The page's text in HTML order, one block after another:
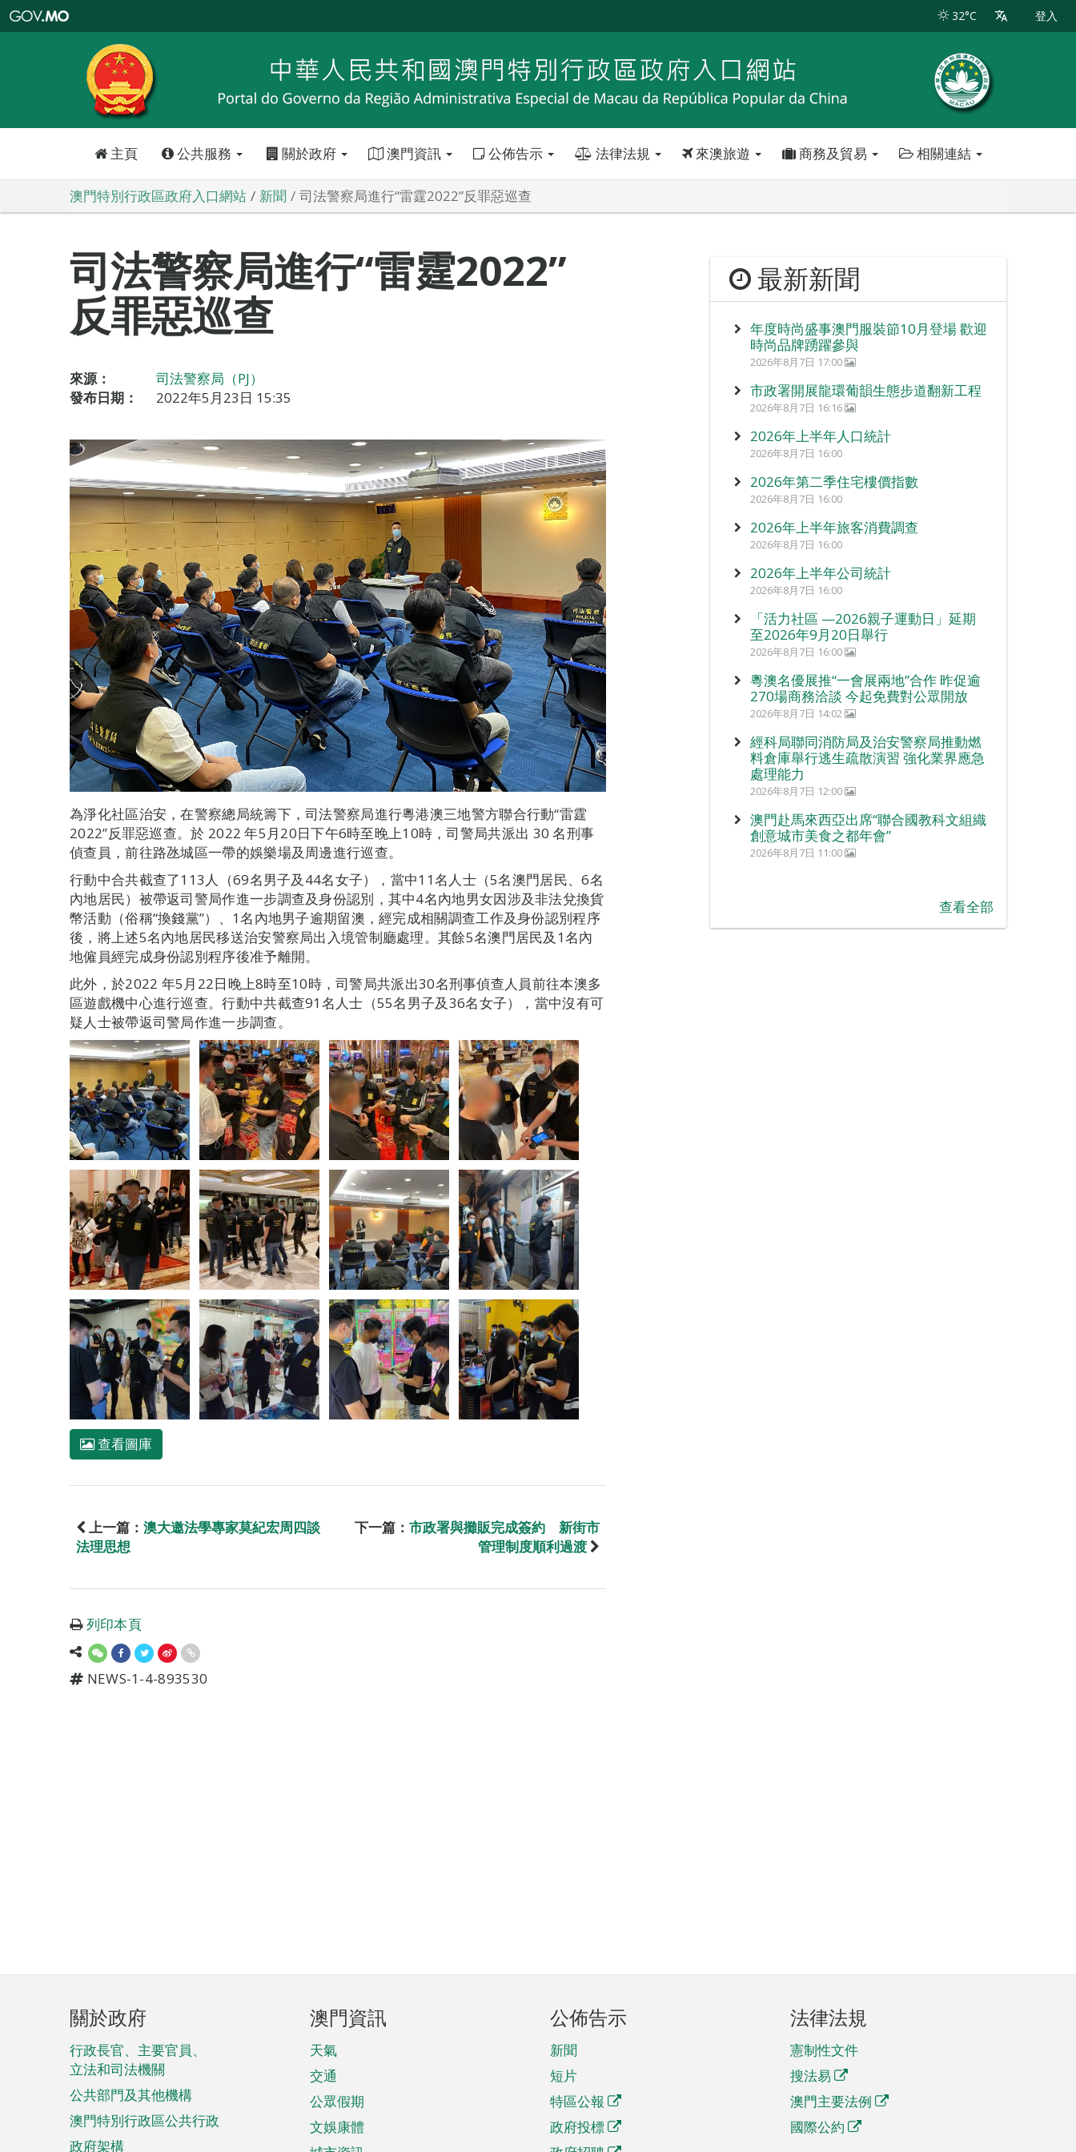
特
政
區
政
口
32°C 登入
主頁 公共服務 關於政府 澳門資訊 公佈告示 法律法規 來澳旅遊 商務及貿易 相關連結
澳門特別行政區政府入口網站 新聞 司法警察局進行“雷霆2022”反罪惡巡查
司法警察局進行“雷霆2022”
反罪惡巡查
來源：
司法警察局（PJ）
發布日期：
2022年5月23日 15:35
為淨化社區治安，在警察總局統籌下，司法警察局進行粵港澳三地警方聯合行動“雷霆
2022”反罪惡巡查。於 2022 年5月20日下午6時至晚上10時，司警局共派出 30 名刑事
偵查員，前往路氹城區一帶的娛樂場及周邊進行巡查。
行動中合共截查了113人（69名男子及44名女子），當中11名人士（5名澳門居民、6名
內地居民）被帶返司警局作進一步調查及身份認別，其中4名內地男女因涉及非法兌換貨
幣活動（俗稱“換錢黨”）、1名內地男子逾期留澳，經完成相關調查工作及身份認別程序
後，將上述5名內地居民移送治安警察局出入境管制廳處理。其餘5名澳門居民及1名內
地僱員經完成身份認別程序後准予離開。
此外，於2022 年5月22日晚上8時至10時，司警局共派出30名刑事偵查人員前往本澳多
區遊戲機中心進行巡查。行動中共截查91名人士（55名男子及36名女子），當中沒有可
疑人士被帶返司警局作進一步調查。
查看圖庫
上一篇： 澳大邀法學專家莫紀宏周四談
法理思想
下一篇： 市政署與攤販完成簽約 新街市
管理制度順利過渡
列印本頁
NEWS-1-4-893530
最新新聞
年度時尚盛事澳門服裝節10月登場 歡迎
時尚品牌踴躍參與
2026年8月7日 17:00
市政署開展龍環葡韻生態步道翻新工程
2026年8月7日 16:16
2026年上半年人口統計
2026年8月7日 16:00
2026年第二季住宅樓價指數
2026年8月7日 16:00
2026年上半年旅客消費調查
2026年8月7日 16:00
2026年上半年公司統計
2026年8月7日 16:00
「活力社區 —2026親子運動日」延期
至2026年9月20日舉行
2026年8月7日 16:00
粵澳名優展推“一會展兩地”合作 昨促逾
270場商務洽談 今起免費對公眾開放
2026年8月7日 14:02
經科局聯同消防局及治安警察局推動燃
料倉庫舉行逃生疏散演習 強化業界應急
處理能力
2026年8月7日 12:00
澳門赴馬來西亞出席“聯合國教科文組織
創意城市美食之都年會”
2026年8月7日 11:00
查看全部
頁
腳
菜
單
關於政府
行政長官、主要官員、
立法和司法機關
公共部門及其他機構
澳門特別行政區公共行政
政府架構
澳門資訊
天氣
交通
公眾假期
文娛康體
公佈告示
新聞
短片
特區公報
政府投標
法律法規
憲制性文件
搜法易
澳門主要法例
國際公約